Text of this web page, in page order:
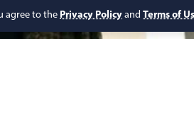
agree to the Privacy Policyand Terms of